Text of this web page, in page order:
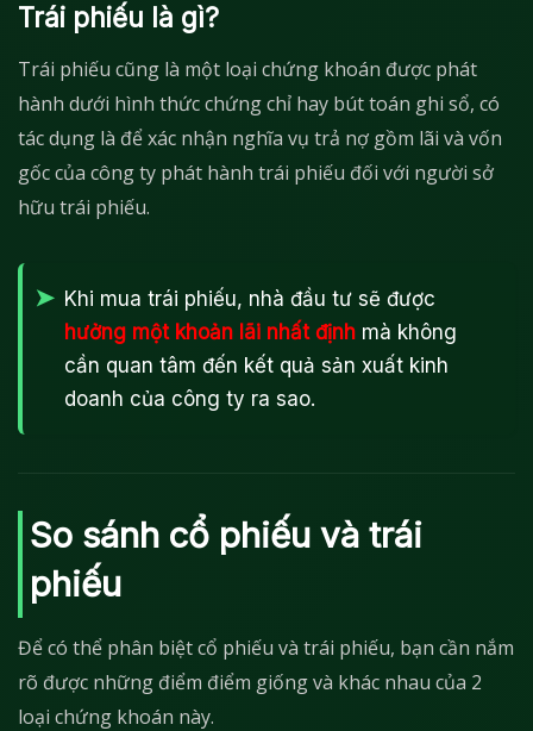
Trái phiếu là gì?
Trái phiếu cũng là một loại chứng khoán được phát
hành dưới hình thức chứng chỉ hay bút toán ghi sổ, có
tác dụng là để xác nhận nghĩa vụ trả nợ gồm lãi và vốn
gốc của công ty phát hành trái phiếu đối với người sở
hữu trái phiếu.
Khi mua trái phiếu, nhà đầu tư sẽ được
hưởng một khoản lãi nhất định mà không
cần quan tâm đến kết quả sản xuất kinh
doanh của công ty ra sao.
So sánh cổ phiếu và trái
phiếu
Để có thể phân biệt cổ phiếu và trái phiếu, bạn cần nắm
rõ được những điểm điểm giống và khác nhau của 2
loại chứng khoán này.